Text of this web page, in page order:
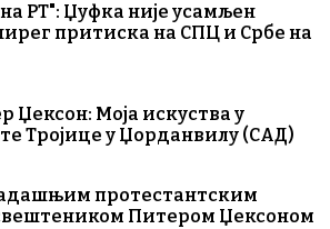
РТ": Џуфка није усамљен
притиска на СПЦ и Србе на
Џексон: Моја искуства у
Тројице у Џорданвилу (САД)
протестантским
Питером Џексоном